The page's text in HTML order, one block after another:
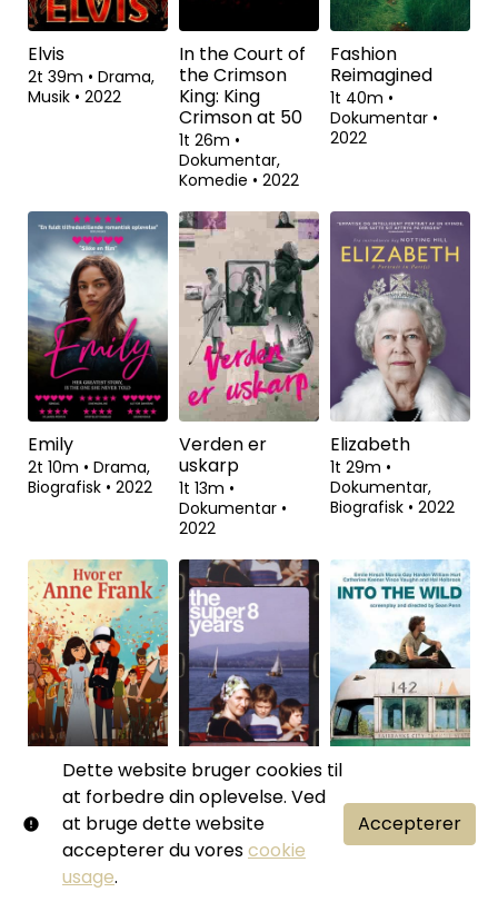
Dette website bruger cookies til
at forbedre din oplevelse. Ved
at bruge dette website
accepterer du vorescookie
usage.
Accepterer
Elvis
2t 39m • Drama,
Musik • 2022
In the Court of
the Crimson
King: King
Crimson at 50
1t 26m •
Dokumentar,
Komedie • 2022
Fashion
Reimagined
1t 40m •
Dokumentar •
2022
Emily
2t 10m • Drama,
Biografisk • 2022
Verden er
uskarp
1t 13m •
Dokumentar •
2022
Elizabeth
1t 29m •
Dokumentar,
Biografisk • 2022
Hvor er Anne
Frank?
1t 39m •
Animation,
Drama• 2021
The Super 8
Years
1t 0m•
Dokumentar•
2t 29m• Drama•
2007